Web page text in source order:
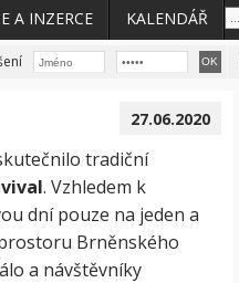
A INZERCE KALENDÁŘ
27.06.2020
tradiční
. Vzhledem k
dní pouze na jeden a
Brněnského
a návštěvníky